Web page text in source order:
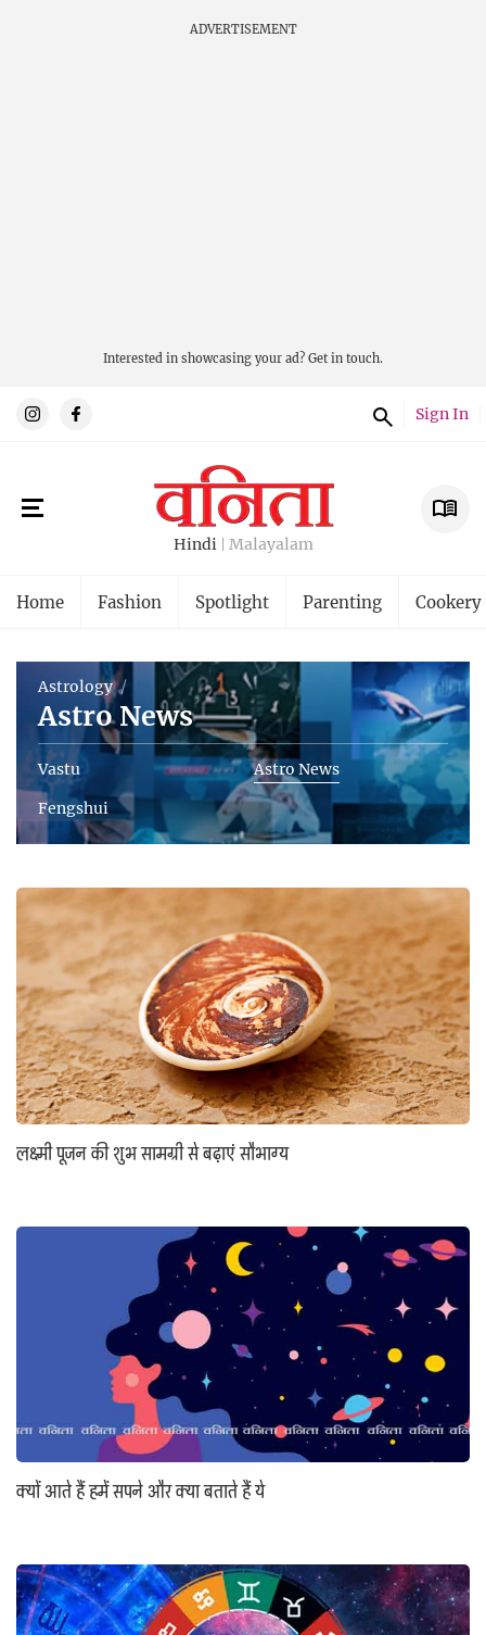
ADVERTISEMENT
Interested in showcasing your ad? Get in touch.
Sign In
Hindi Malayalam
Home Fashion Spotlight Parenting Cookery
Astrology
Astro News
Vastu
Astro News
Fengshui
लक्ष्मी पूजन की शुभ सामग्री से बढ़ाएं सौभाग्य
क्यों आते हैं हमें सपने और क्या बताते हैं ये